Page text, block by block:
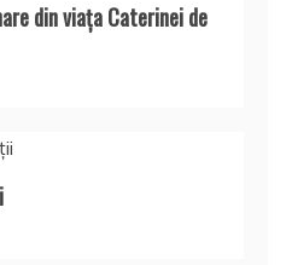
din viața Caterinei de